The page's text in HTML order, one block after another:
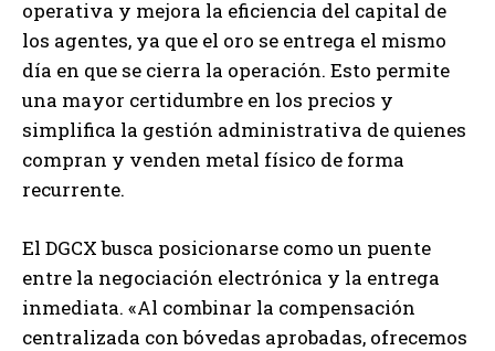
operativa y mejora la eficiencia del capital de
los agentes, ya que el oro se entrega el mismo
día en que se cierra la operación. Esto permite
una mayor certidumbre en los precios y
simplifica la gestión administrativa de quienes
compran y venden metal físico de forma
recurrente.
El DGCX busca posicionarse como un puente
entre la negociación electrónica y la entrega
inmediata. «Al combinar la compensación
centralizada con bóvedas aprobadas, ofrecemos